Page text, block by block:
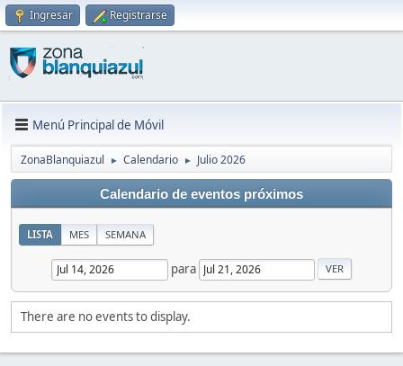
Ingresar Registrarse
Menú Principal de Móvil
ZonaBlanquiazul ► Calendario ► Julio 2026
Calendario de eventos próximos
LISTA MES SEMANA
para
There are no events to display.